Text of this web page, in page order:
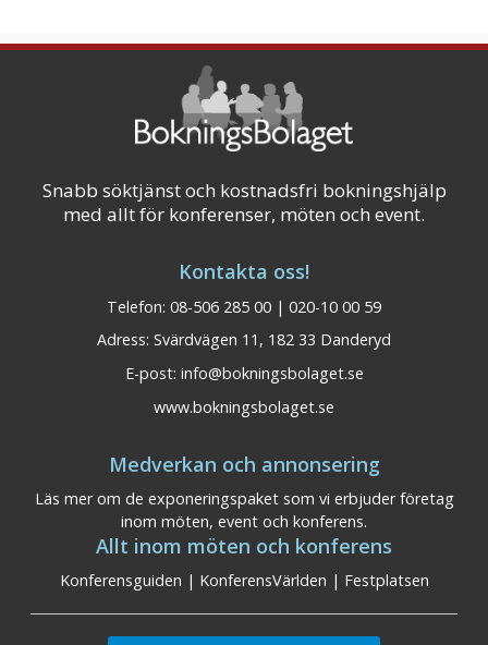
Snabb söktjänst och kostnadsfri bokningshjälp
med allt för konferenser, möten och event.
Kontakta oss!
Telefon: 08-506 285 00 | 020-10 00 59
Adress: Svärdvägen 11, 182 33 Danderyd
E-post: info@bokningsbolaget.se
www.bokningsbolaget.se
Medverkan och annonsering
Läs mer om de exponeringspaket som vi erbjuder företag
inom möten, event och konferens.
Allt inom möten och konferens
Konferensguiden | KonferensVärlden | Festplatsen